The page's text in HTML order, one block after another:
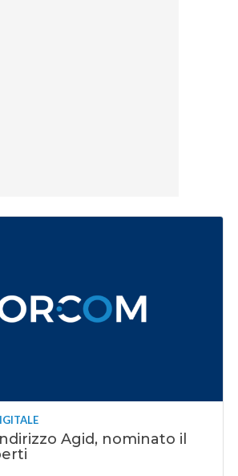
Agid, nominato il